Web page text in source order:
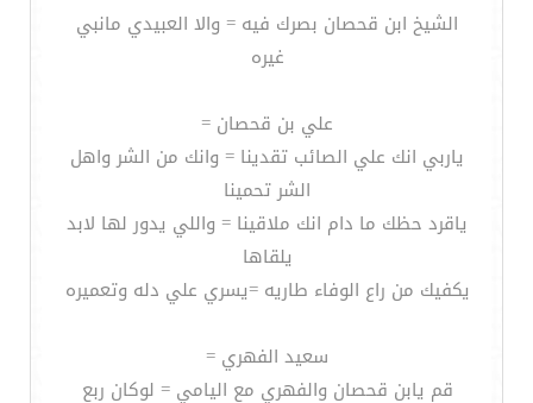
الشيخ ابن قحصان بصرك فيه = والا العبيدي مانبي
غيره
علي بن قحصان =
ياربي انك علي الصائب تقدينا = وانك من الشر واهل
الشر تحمينا
ياقرد حظك ما دام انك ملاقينا = واللي يدور لها لابد
يلقاها
يكفيك من راع الوفاء طاريه =يسري علي دله وتعميره
سعيد الفهري =
قم يابن قحصان والفهري مع اليامي = لوكان ربع